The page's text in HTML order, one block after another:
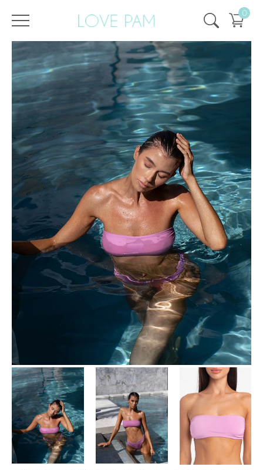
0
Strona główna Góra i dół,Monroe,Szczyt ,SPRZEDAŻ , GÓRA Monroe Shimmering Lilac